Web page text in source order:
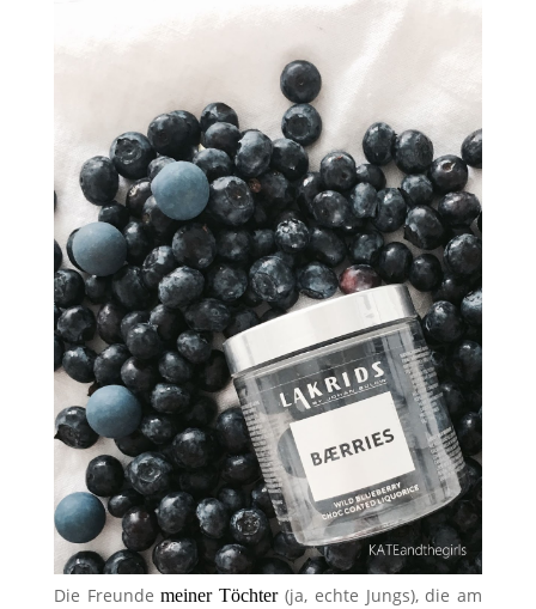
Die Freundemeiner Töchter(ja, echte Jungs), die am